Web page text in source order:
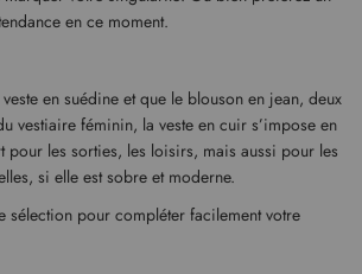
en ce moment.
en suédine et que le blouson en jean, deux
vestiaire féminin, la veste en cuir s’impose en
pour les sorties, les loisirs, mais aussi pour les
si elle est sobre et moderne.
sélection pour compléter facilement votre